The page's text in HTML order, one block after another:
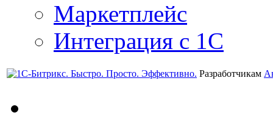
Маркетплейс
Интеграция с 1С
Разработчикам